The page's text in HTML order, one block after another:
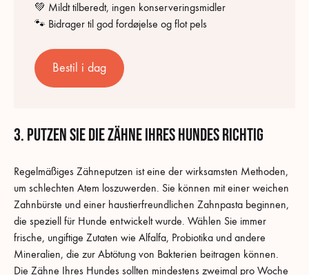
💚 Mildt tilberedt, ingen konserveringsmidler
🐾 Bidrager til god fordøjelse og flot pels
Bestil i dag
3. Putzen Sie die Zähne Ihres Hundes richtig
Regelmäßiges Zähneputzen ist eine der wirksamsten Methoden,
um schlechten Atem loszuwerden. Sie können mit einer weichen
Zahnbürste und einer haustierfreundlichen Zahnpasta beginnen,
die speziell für Hunde entwickelt wurde. Wählen Sie immer
frische, ungiftige Zutaten wie Alfalfa, Probiotika und andere
Mineralien, die zur Abtötung von Bakterien beitragen können.
Die Zähne Ihres Hundes sollten mindestens zweimal pro Woche